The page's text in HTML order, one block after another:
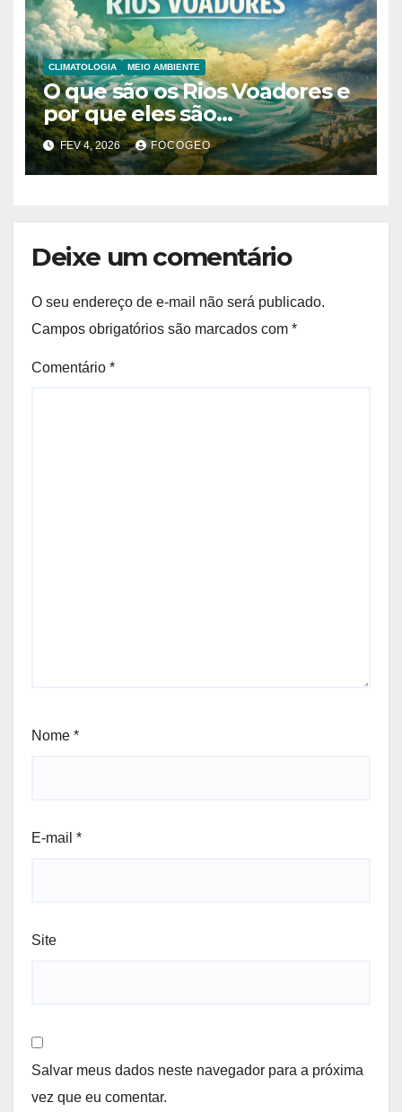
CLIMATOLOGIA MEIO AMBIENTE
O que são os Rios Voadores e
por que eles são
fundamentais para o clima da
América do Sul?
FEV 4, 2026 FOCOGEO
Deixe um comentário
O seu endereço de e-mail não será publicado.
Campos obrigatórios são marcados com *
Comentário *
Nome *
E-mail *
Site
Salvar meus dados neste navegador para a próxima
vez que eu comentar.